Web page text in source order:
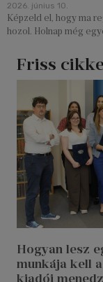
2026. június 10.
Képzeld el, hogy ma
hozol. Holnap még
Friss
Hogyan lesz
munkája kell
kiadói